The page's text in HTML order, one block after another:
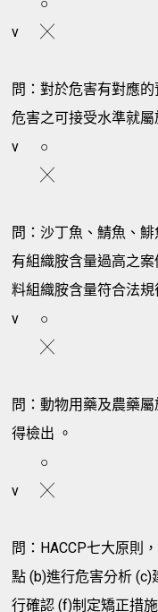
v
╳
問：對於危害有對應
危害之可接受水準就屬
v
○
╳
問：沙丁魚、鯖魚、
有組織胺含量過高之
料組織胺含量符合法規
v
○
╳
問：動物用藥及農藥
得檢出 。
○
v
╳
問：HACCP七大原則
點 (b)進行危害分析
行確認 (f)制定矯正措